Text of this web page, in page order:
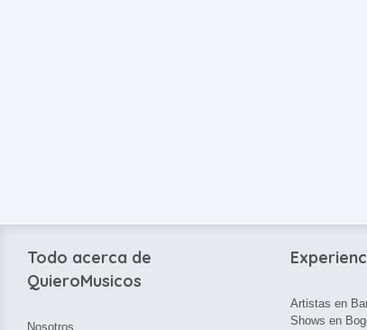
Todo acerca de
QuieroMusicos
Nosotros
Artistas en
Shows en